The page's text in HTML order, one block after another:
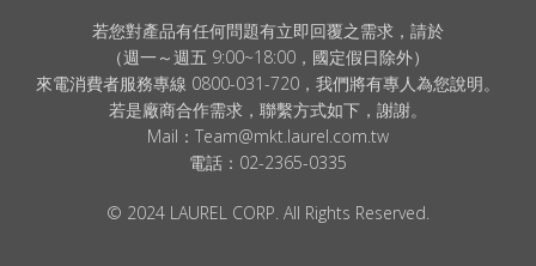
若您對產品有任何問題有立即回覆之需求，請於
（週一～週五 9:00~18:00，國定假日除外）
來電消費者服務專線 0800-031-720，我們將有專人為您說明。
若是廠商合作需求，聯繫方式如下，謝謝。
Mail： Team@mkt.laurel.com.tw
電話： 02-2365-0335
© 2024 LAUREL CORP. All Rights Reserved.